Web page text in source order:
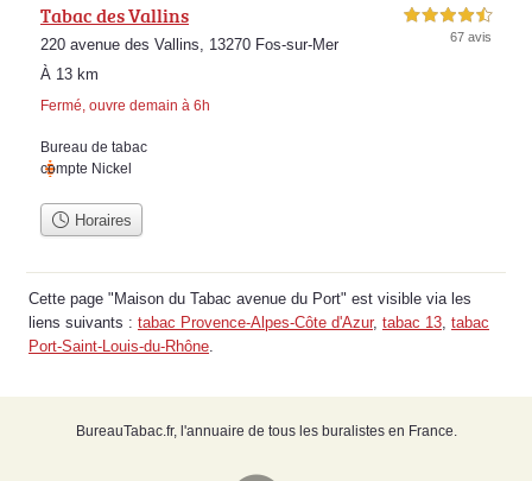
Tabac des Vallins
220 avenue des Vallins, 13270 Fos-sur-Mer
À 13 km
Fermé, ouvre demain à 6h
4,5 étoiles sur 5
67 avis
Bureau de tabac
compte Nickel
Horaires
Cette page "Maison du Tabac avenue du Port" est visible via les
liens suivants : tabac Provence-Alpes-Côte d'Azur, tabac 13 tabac
Port-Saint-Louis-du-Rhône
BureauTabac.fr, l'annuaire de tous les buralistes en France.